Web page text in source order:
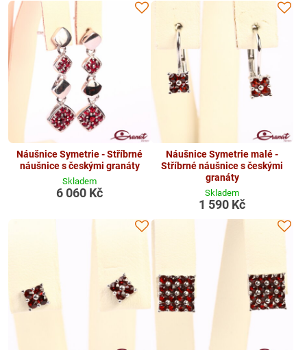
Náušnice Symetrie - Stříbrné
náušnice s českými granáty
Skladem
6 060 Kč
Náušnice Symetrie malé -
Stříbrné náušnice s českými
granáty
Skladem
1 590 Kč